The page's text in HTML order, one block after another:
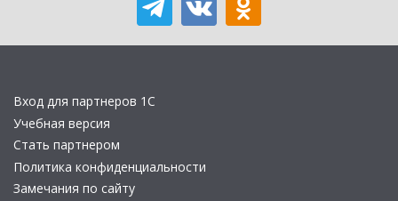
Вход для партнеров 1С
Учебная версия
Стать партнером
Политика конфиденциальности
Замечания по сайту